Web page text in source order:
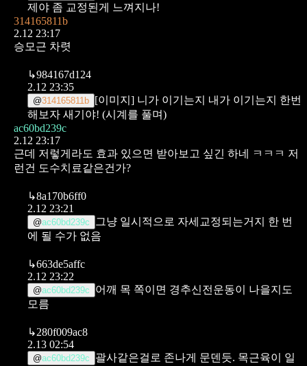
제야 좀 교정된게 느껴지나!
314165811b
2.12 23:17
승모근 차렷
↳984167d124
2.12 23:35
@314165811b [이미지] 니가 이기는지 내가 이기는지 한번
해보자 새기야! (시계를 풀며)
ac60bd239c
2.12 23:17
근데 저렇게라도 효과 있으면 받아보고 싶긴 하네 ㅋㅋㅋ 저
런건 도수치료같은건가?
↳8a170b6ff0
2.12 23:21
@ac60bd239c
그냥 일시적으로 자세교정되는거지 한 번
에 될 수가 없음
↳663de5affc
2.12 23:22
@ac60bd239c
어깨 목 쪽이면 경추신전운동이 나을지도
모름
↳280f009ac8
2.13 02:54
@ac60bd239c
괄사같은걸로 존나게 문덴듯. 목근육이 일